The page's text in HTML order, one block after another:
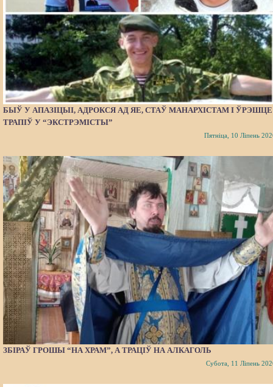
БЫЎ У АПАЗІЦЫІ, АДРОКСЯ АД ЯЕ, СТАЎ МАНАРХІСТАМ І ЎРЭШЦЕ
ТРАПІЎ У “ЭКСТРЭМІСТЫ”
Пятніца, 10 Ліпень
ЗБІРАЎ ГРОШЫ “НА ХРАМ”, А ТРАЦІЎ НА АЛКАГОЛЬ
Субота, 11 Ліпень